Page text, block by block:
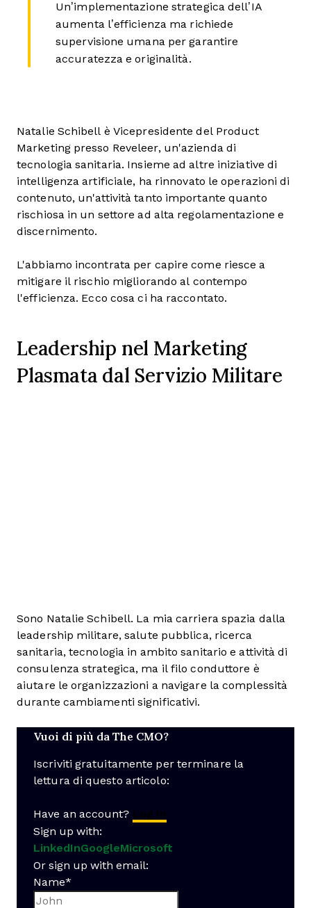
Un’implementazione strategica dell’IA
aumenta l’efficienza ma richiede
supervisione umana per garantire
accuratezza e originalità.
Natalie Schibell è Vicepresidente del Product
Marketing presso Reveleer, un'azienda di
tecnologia sanitaria. Insieme ad altre iniziative di
intelligenza artificiale, ha rinnovato le operazioni di
contenuto, un'attività tanto importante quanto
rischiosa in un settore ad alta regolamentazione e
discernimento.
L'abbiamo incontrata per capire come riesce a
mitigare il rischio migliorando al contempo
l'efficienza. Ecco cosa ci ha raccontato.
Leadership nel Marketing
Plasmata dal Servizio Militare
Sono Natalie Schibell. La mia carriera spazia dalla
leadership militare, salute pubblica, ricerca
sanitaria, tecnologia in ambito sanitario e attività di
consulenza strategica, ma il filo conduttore è
aiutare le organizzazioni a navigare la complessità
durante cambiamenti significativi.
Vuoi di più da The CMO?
Iscriviti gratuitamente per terminare la
lettura di questo articolo:
Have an account? Log In
Sign up with:
LinkedInGoogleMicrosoft
Or sign up with email:
Name*